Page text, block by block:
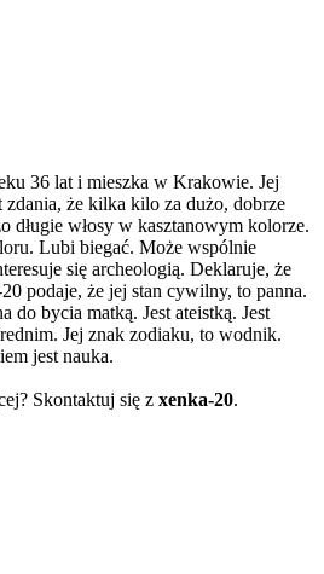
36 lat i mieszka w Krakowie. Jej
że kilka kilo za dużo, dobrze
długie włosy w kasztanowym kolorze.
Lubi biegać. Może wspólnie
się archeologią. Deklaruje, że
podaje, że jej stan cywilny, to panna.
do bycia matką. Jest ateistką. Jest
Jej znak zodiaku, to wodnik.
jest nauka.
Skontaktuj się z xenka-20.